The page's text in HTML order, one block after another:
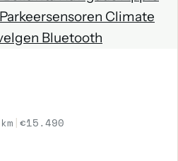
|€15.490